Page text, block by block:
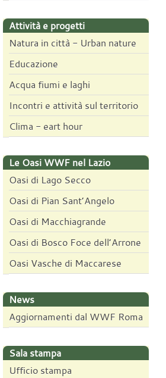
Attività e progetti
Natura in città - Urban nature
Educazione
Acqua fiumi e laghi
Incontri e attività sul territorio
Clima - eart hour
Le Oasi WWF nel Lazio
Oasi di Lago Secco
Oasi di Pian Sant’Angelo
Oasi di Macchiagrande
Oasi di Bosco Foce dell’Arrone
Oasi Vasche di Maccarese
News
Aggiornamenti dal WWF Roma
Sala stampa
Ufficio stampa